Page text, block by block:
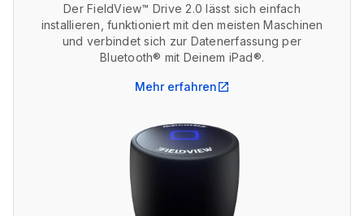
Der FieldView™ Drive 2.0 lässt sich einfach
installieren, funktioniert mit den meisten Maschinen
und verbindet sich zur Datenerfassung per
Bluetooth® mit Deinem iPad®.
Mehr erfahren open_in_new